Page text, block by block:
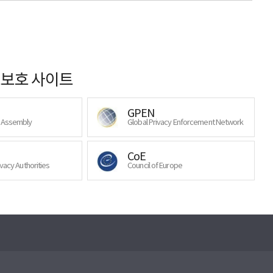
호 사이트
GPEN
Global Privacy Enforcement Network
Authorities
CoE
Council of Europe